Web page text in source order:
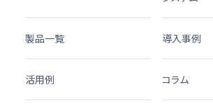
製品一覧 導入事例
活用例 コラム